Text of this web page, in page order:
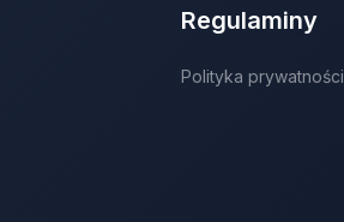
Regulaminy
Polityka prywatności